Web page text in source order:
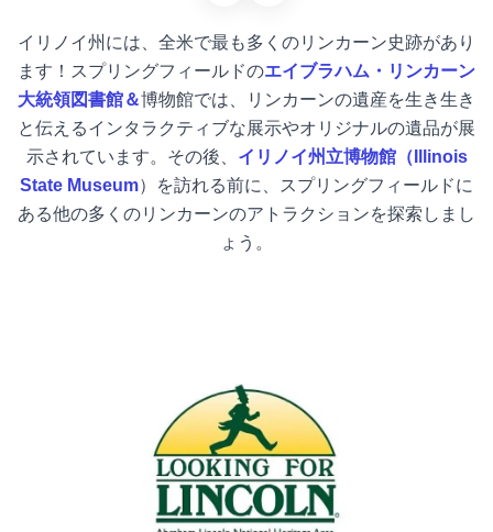
イリノイ州には、全米で最も多くのリンカーン史跡があり
ます！スプリングフィールドのエイブラハム・リンカーン
大統領図書館＆博物館では、リンカーンの遺産を生き生き
と伝えるインタラクティブな展示やオリジナルの遺品が展
示されています。その後、 イリノイ州立博物館（Illinois
State Museum）を訪れる前に、スプリングフィールドに
ある他の多くのリンカーンのアトラクションを探索しまし
ょう。